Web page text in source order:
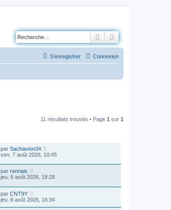
Rechercher
Connexion
S’enregistrer
11 résultats trouvés • Page 1 sur 1
par Sachavion34
ven. 7 août 2026, 10:45
par rennais
jeu. 6 août 2026, 18:28
par CNT9Y
jeu. 6 août 2026, 16:34